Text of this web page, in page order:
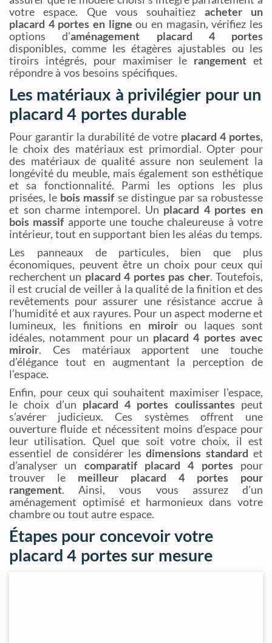
votre espace. Que vous souhaitiez acheter un
placard 4 portes en ligne ou en magasin, vérifiez les
options d’aménagement placard 4 portes
disponibles, comme les étagères ajustables ou les
tiroirs intégrés, pour maximiser le rangement et
répondre à vos besoins spécifiques.
Les matériaux à privilégier pour un
placard 4 portes durable
Pour garantir la durabilité de votre placard 4 portes,
le choix des matériaux est primordial. Opter pour
des matériaux de qualité assure non seulement la
longévité du meuble, mais également son esthétique
et sa fonctionnalité. Parmi les options les plus
prisées, le bois massifse distingue par sa robustesse
et son charme intemporel. Un placard 4 portes en
bois massifapporte une touche chaleureuse à votre
intérieur, tout en supportant bien les aléas du temps.
Les panneaux de particules, bien que plus
économiques, peuvent être un choix pour ceux qui
recherchent un placard 4 portes pas cher. Toutefois,
il est crucial de veiller à la qualité de la finition et des
revêtements pour assurer une résistance accrue à
l’humidité et aux rayures. Pour un aspect moderne et
lumineux, les finitions en miroirou laques sont
idéales, notamment pour un placard 4 portes avec
miroir. Ces matériaux apportent une touche
d’élégance tout en augmentant la perception de
l’espace.
Enfin, pour ceux qui souhaitent maximiser l’espace,
le choix d’un placard 4 portes coulissantespeut
s’avérer judicieux. Ces systèmes offrent une
ouverture fluide et nécessitent moins d’espace pour
leur utilisation. Quel que soit votre choix, il est
essentiel de considérer lesdimensions standard et
d’analyser un comparatif placard 4 portespour
trouver le meilleur placard 4 portes pour
rangement. Ainsi, vous vous assurez d’un
aménagement optimisé et harmonieux dans votre
chambre ou tout autre espace.
Étapes pour concevoir votre
placard 4 portes sur mesure